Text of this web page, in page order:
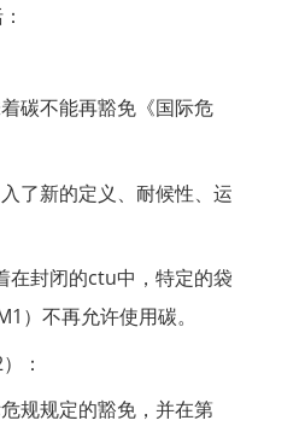
碳不能再豁免《国际危
了新的定义、耐候性、运
在封闭的ctu中，特定的袋
）不再允许使用碳。
：
规规定的豁免，并在第